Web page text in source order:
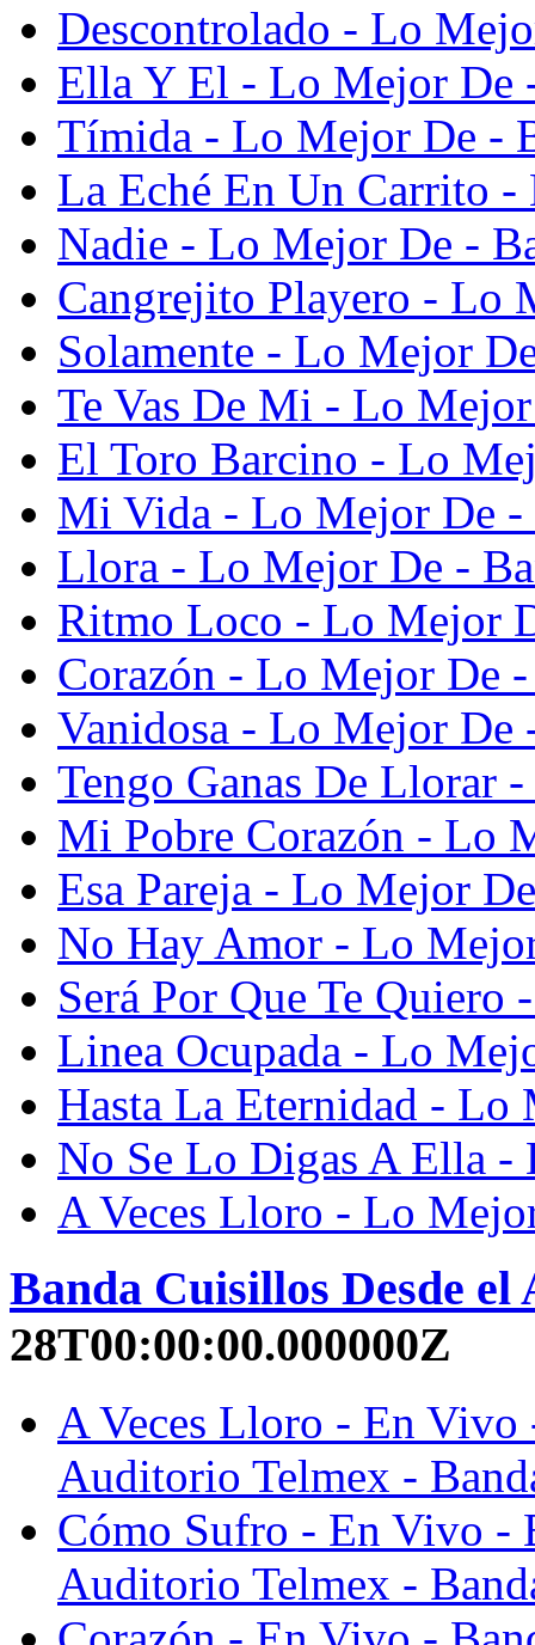
Descontrolado - Lo
Ella Y El - Lo Mejor De
Tímida - Lo Mejor De -
La Eché En Un Carrito
Nadie - Lo Mejor De -
Cangrejito Playero - Lo
Solamente - Lo Mejor
Te Vas De Mi - Lo
El Toro Barcino - Lo
Mi Vida - Lo Mejor De -
Llora - Lo Mejor De -
Ritmo Loco - Lo Mejor
Corazón - Lo Mejor De
Vanidosa - Lo Mejor De
Tengo Ganas De Llorar
Mi Pobre Corazón - Lo
Esa Pareja - Lo Mejor
No Hay Amor - Lo
Será Por Que Te
Linea Ocupada - Lo
Hasta La Eternidad -
No Se Lo Digas A Ella
A Veces Lloro - Lo
Banda Cuisillos Desde
28T00:00:00.000000Z
A Veces Lloro - En Vivo
Auditorio Telmex -
Cómo Sufro - En Vivo -
Auditorio Telmex -